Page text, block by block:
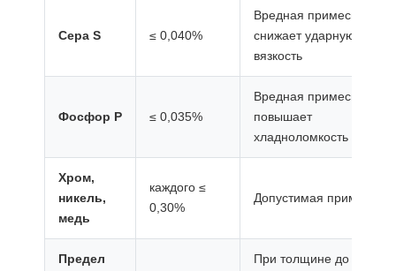
Сера S ≤ 0,040%
Вредная примесь —
снижает ударную
вязкость
Фосфор P ≤ 0,035%
Вредная примесь —
повышает
хладноломкость
Хром,
никель,
медь
каждого ≤
0,30%
Допустимая примесь
Предел
При толщине до 20